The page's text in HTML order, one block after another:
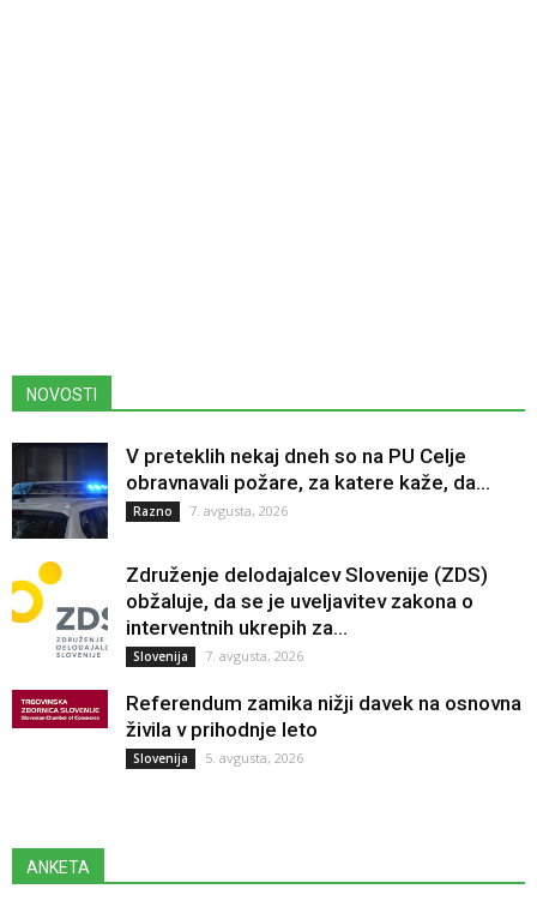
NOVOSTI
V preteklih nekaj dneh so na PU Celje
obravnavali požare, za katere kaže, da...
Razno 7. avgusta, 2026
Združenje delodajalcev Slovenije (ZDS)
obžaluje, da se je uveljavitev zakona o
interventnih ukrepih za...
Slovenija 7. avgusta, 2026
Referendum zamika nižji davek na osnovna
živila v prihodnje leto
Slovenija 5. avgusta, 2026
ANKETA